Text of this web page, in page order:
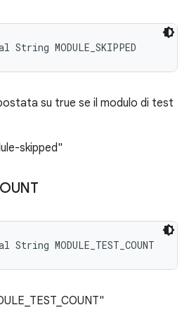
MODULE_SKIPPED
su true se il modulo di test
skipped"
MODULE_TEST_COUNT